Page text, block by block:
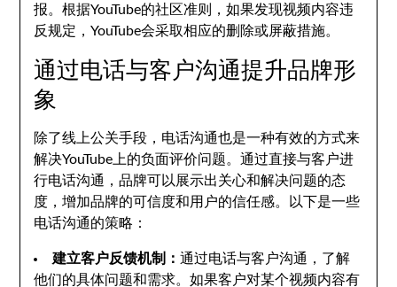
报。根据YouTube的社区准则，如果发现视频内容违
反规定，YouTube会采取相应的删除或屏蔽措施。
通过电话与客户沟通提升品牌形
象
除了线上公关手段，电话沟通也是一种有效的方式来
解决YouTube上的负面评价问题。通过直接与客户进
行电话沟通，品牌可以展示出关心和解决问题的态
度，增加品牌的可信度和用户的信任感。以下是一些
电话沟通的策略：
建立客户反馈机制：通过电话与客户沟通，了解
他们的具体问题和需求。如果客户对某个视频内容有